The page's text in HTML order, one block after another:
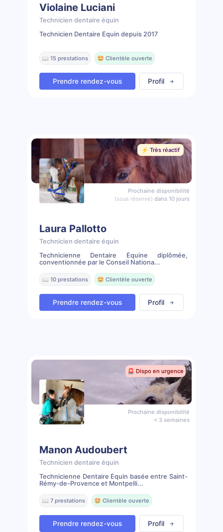
Violaine Luciani
Technicien dentaire équin
Technicien Dentaire Équin depuis 2017
📖 15 prestations 🤩 Clientèle ouverte
Prendre rendez-vous Profil
⚡️ Très réactif
Prochaine disponibilité
(sous réserve) dans 10 jours
Laura Pallotto
Technicien dentaire équin
Technicienne Dentaire Équine diplômée,
conventionnée par le Conseil Nationa...
📖 10 prestations 🤩 Clientèle ouverte
Prendre rendez-vous Profil
🚨 Dispo en urgence
Prochaine disponibilité
< 3 semaines
Manon Audoubert
Technicien dentaire équin
Technicienne Dentaire Équin basée entre Saint-
Rémy-de-Provence et Montpelli...
📖 7 prestations 🤩 Clientèle ouverte
Prendre rendez-vous Profil